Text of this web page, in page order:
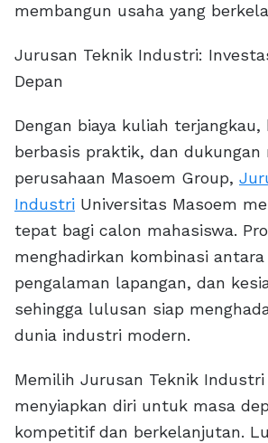
membangun usaha yang
Jurusan Teknik Industri:
Depan
Dengan biaya kuliah
berbasis praktik, dan dukungan
perusahaan Masoem Group,
Industri Universitas Masoem
tepat bagi calon mahasiswa.
menghadirkan kombinasi
pengalaman lapangan, dan
sehingga lulusan siap
dunia industri modern.
Memilih Jurusan Teknik
menyiapkan diri untuk masa
kompetitif dan berkelanjutan.